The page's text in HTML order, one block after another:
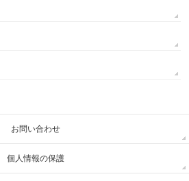
お問い合わせ
個人情報の保護